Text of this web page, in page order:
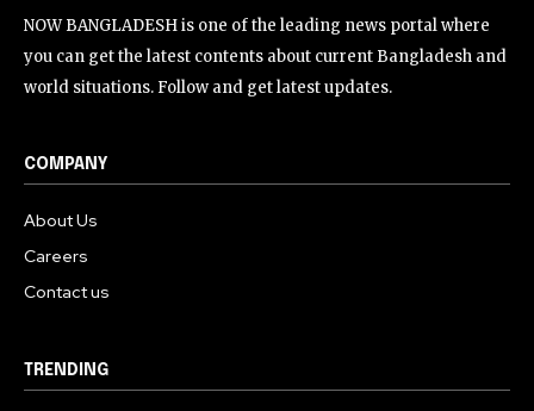
NOW BANGLADESH is one of the leading news portal where
you can get the latest contents about current Bangladesh and
world situations. Follow and get latest updates.
COMPANY
About Us
Careers
Contact us
TRENDING